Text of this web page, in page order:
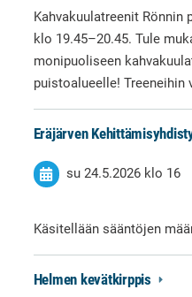
Kahvakuulatreenit
klo 19.45–20.45. Tule
monipuoliseen
puistoalueelle!
Eräjärven
su 24.5.2026 klo 16
Käsitellään sääntöjen
Helmen kevätkirppis